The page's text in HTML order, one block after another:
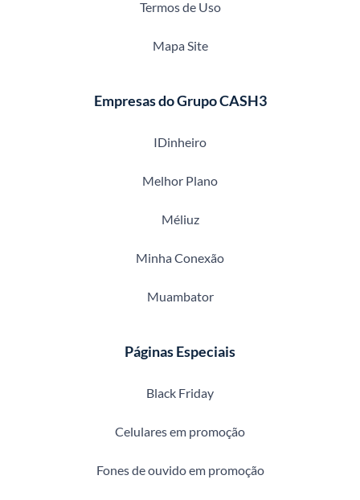
Termos de Uso
Mapa Site
Empresas do Grupo CASH3
IDinheiro
Melhor Plano
Méliuz
Minha Conexão
Muambator
Páginas Especiais
Black Friday
Celulares em promoção
Fones de ouvido em promoção